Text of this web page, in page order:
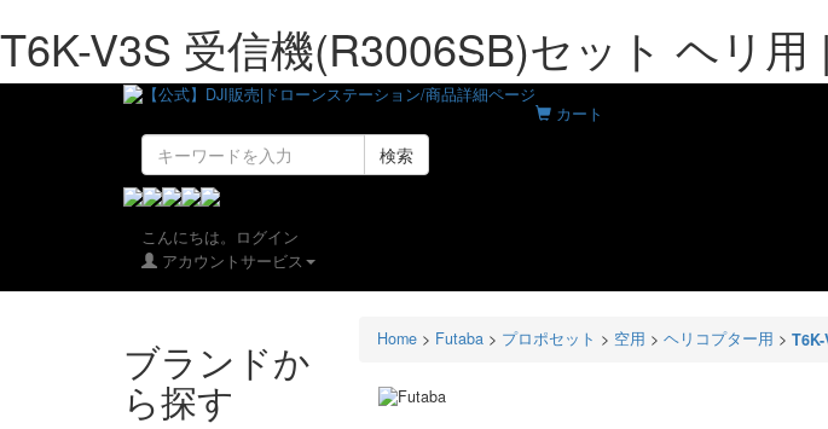
T6K-V3S 受信機(R3006SB)セット ヘリ
カート
検索
こんにちは。ログイン
アカウントサービス
Home > Futaba > プロポセット > 空用 > ヘリコプター用 >
ブランドか
ら探す